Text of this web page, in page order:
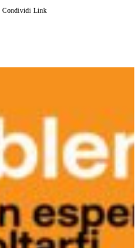
Condividi Link